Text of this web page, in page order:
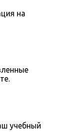
на
учебный